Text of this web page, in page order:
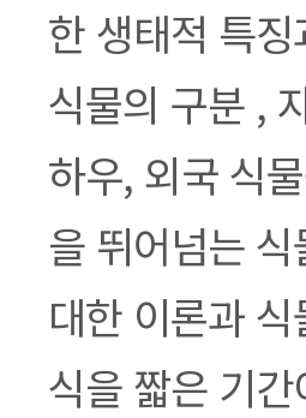
한 생태적 특
식물의 구분 ,
하우, 외국 식
을 뛰어넘는
대한 이론과
식을 짧은 기